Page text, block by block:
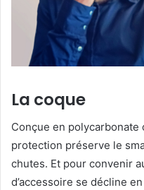
La coque
Conçue en
protection préserve le
chutes. Et pour convenir
d’accessoire se décline